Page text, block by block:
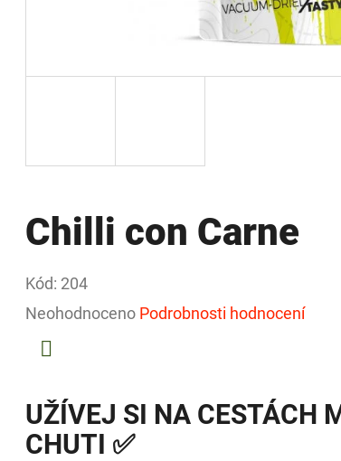
Chilli con Carne
Kód: 204
Průměrné
hodnocení
je
0,0
Neohodnoceno Podrobnosti hodnocení
UŽÍVEJ SI NA CESTÁCH
CHUTI ✅